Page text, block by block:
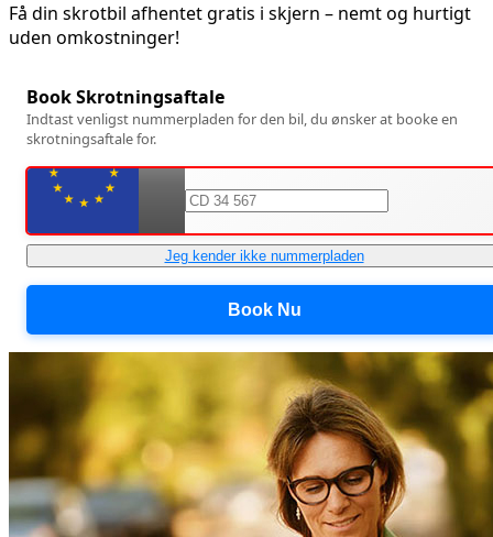
Få din skrotbil afhentet gratis i skjern – nemt og hurtigt
uden omkostninger!
Book Skrotningsaftale
Indtast venligst nummerpladen for den bil, du ønsker at booke en
skrotningsaftale for.
Jeg kender ikke nummerpladen
Book Nu